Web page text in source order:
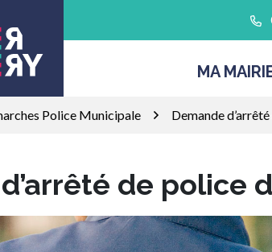
MA
Police Municipale Demande
de police